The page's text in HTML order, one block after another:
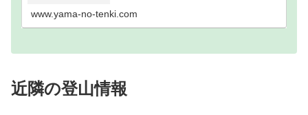
www.yama-no-tenki.com
近隣の登山情報